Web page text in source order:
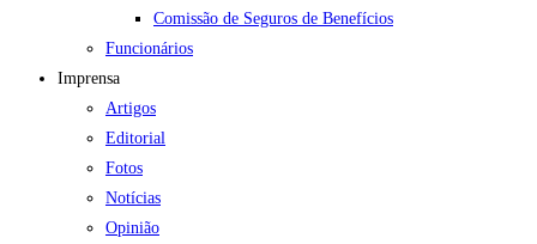
Comissão de Seguros de Benefícios
Funcionários
Imprensa
Artigos
Editorial
Fotos
Notícias
Opinião